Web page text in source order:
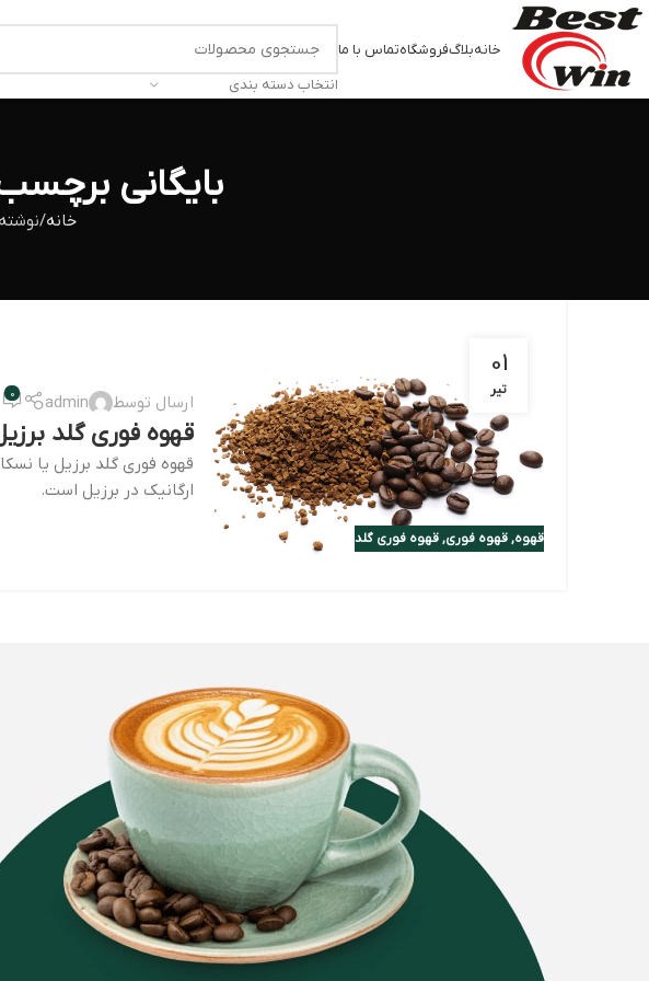
خانهبلاگفروشگاهتماس با ما
انتخاب دسته بندی
بایگانی
خانه
01
تیر
قهوه,قهوه فوری,قهوه فوری گلد
ارسال توسط admin
0
قهوه فوری گلد
قهوه فوری گلد برزیل یا
ارگانیک در برزیل است.